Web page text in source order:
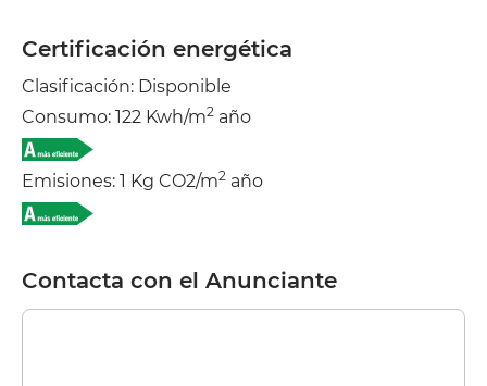
Certificación energética
Clasificación: Disponible
Consumo: 122 Kwh/m2 año
Emisiones: 1 Kg CO2/m2 año
Contacta con el Anunciante